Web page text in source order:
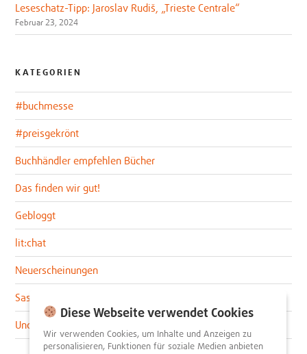
Leseschatz-Tipp: Jaroslav Rudiš, „Trieste Centrale“
Februar 23, 2024
KATEGORIEN
#buchmesse
#preisgekrönt
Buchhändler empfehlen Bücher
Das finden wir gut!
Gebloggt
lit:chat
Neuerscheinungen
Sascha im lit:blog
Uncategorized
Diese Webseite verwendet Cookies
Wir verwenden Cookies, um Inhalte und Anzeigen zu
personalisieren, Funktionen für soziale Medien anbieten